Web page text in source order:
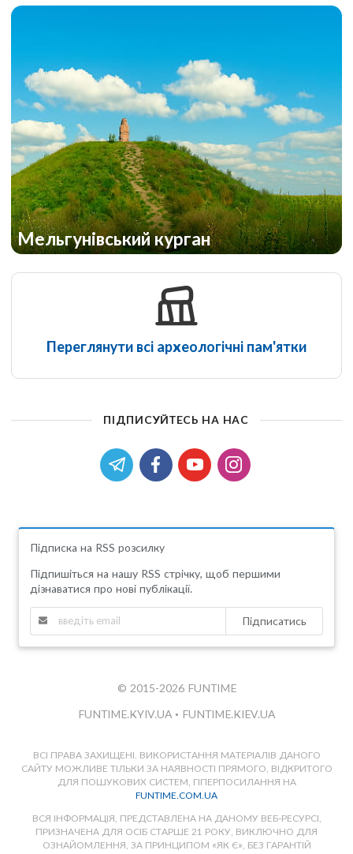
Мельгунівський курган
Переглянути всі археологічні пам'ятки
ПІДПИСУЙТЕСЬ НА НАС
Підписка на RSS розсилку
Підпишіться на нашу RSS стрічку, щоб першими
дізнаватися про нові публікації.
Підписатись
© 2015-2026 FUNTIME
FUNTIME.KYIV.UA • FUNTIME.KIEV.UA
ВСІ ПРАВА ЗАХИЩЕНІ. ВИКОРИСТАННЯ МАТЕРІАЛІВ ДАНОГО
САЙТУ МОЖЛИВЕ ТІЛЬКИ ЗА НАЯВНОСТІ ПРЯМОГО, ВІДКРИТОГО
ДЛЯ ПОШУКОВИХ СИСТЕМ, ГІПЕРПОСИЛАННЯ НА
FUNTIME.COM.UA
ВСЯ ІНФОРМАЦІЯ, ПРЕДСТАВЛЕНА НА ДАНОМУ ВЕБ-РЕСУРСІ,
ПРИЗНАЧЕНА ДЛЯ ОСІБ СТАРШЕ 21 РОКУ, ВИКЛЮЧНО ДЛЯ
ОЗНАЙОМЛЕННЯ, ЗА ПРИНЦИПОМ «ЯК Є», БЕЗ ГАРАНТІЙ